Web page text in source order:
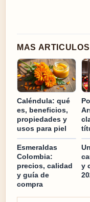
MAS
Caléndula: qué
es, beneficios,
propiedades y
usos para piel
Esmeraldas
Colombia:
precios, calidad
y guía de
compra
y